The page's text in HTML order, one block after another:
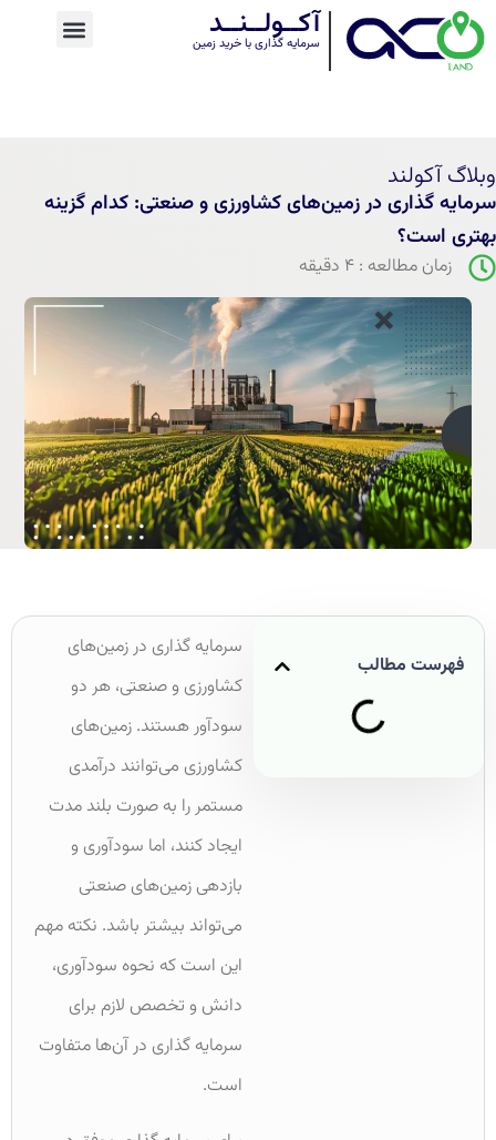
آکــولــنــد
سرمایه گذاری با خرید زمین
وبلاگ آکولند
سرمایه گذاری در زمین‌های کشاورزی و صنعتی: کدام گزینه
بهتری است؟
زمان مطالعه : ۴ دقیقه
فهرست مطالب
سرمایه گذاری در زمین‌های
کشاورزی و صنعتی، هر دو
سودآور هستند. زمین‌های
کشاورزی می‌توانند درآمدی
مستمر را به صورت بلند مدت
ایجاد کنند، اما سودآوری و
بازدهی زمین‌های صنعتی
می‌تواند بیشتر باشد. نکته مهم
این است که نحوه سودآوری،
دانش و تخصص لازم برای
سرمایه گذاری در آن‌ها متفاوت
است.